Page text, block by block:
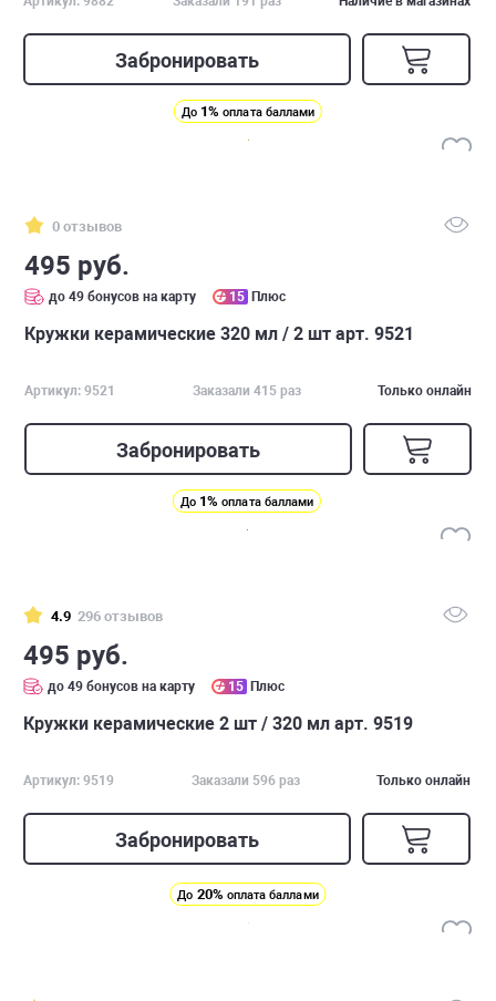
Забронировать
До 1% оплата баллами
0 отзывов
495 руб.
до 49 бонусов на карту 15 Плюс
Кружки керамические 320 мл / 2 шт арт. 9521
Артикул: 9521 Заказали 415 раз Только онлайн
Забронировать
До 1% оплата баллами
4.9 296 отзывов
495 руб.
до 49 бонусов на карту 15 Плюс
Кружки керамические 2 шт / 320 мл арт. 9519
Артикул: 9519 Заказали 596 раз Только онлайн
Забронировать
До 20% оплата баллами